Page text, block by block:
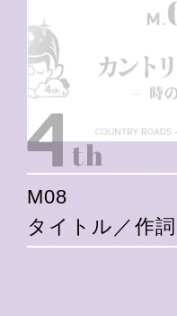
M08
タイトル／作